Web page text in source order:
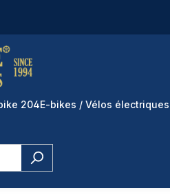
204E-bikes / Vélos électriques